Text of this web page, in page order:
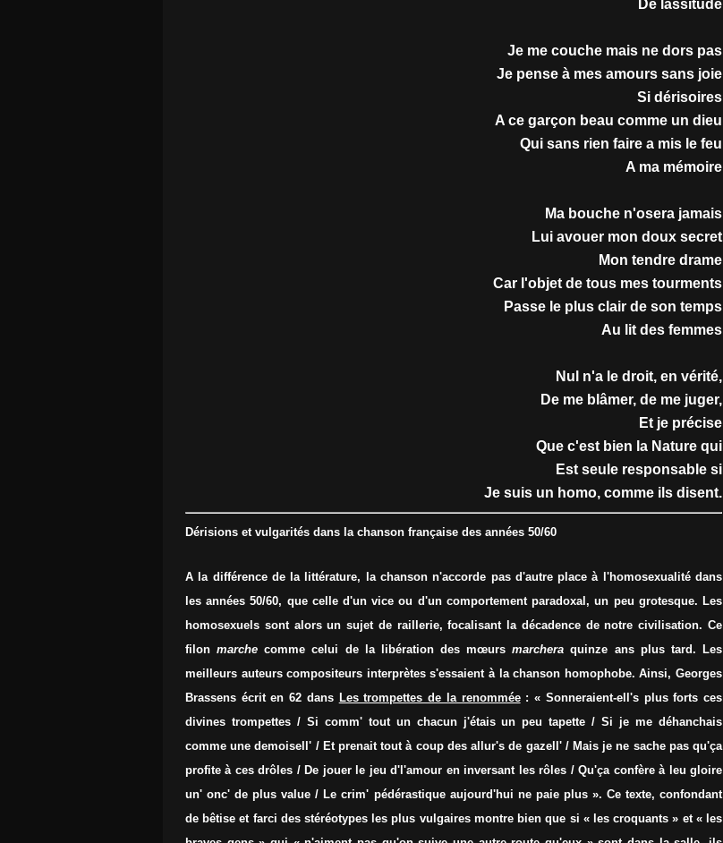
De lassitude
Je me couche mais ne dors pas
Je pense à mes amours sans joie
Si dérisoires
A ce garçon beau comme un dieu
Qui sans rien faire a mis le feu
A ma mémoire
Ma bouche n'osera jamais
Lui avouer mon doux secret
Mon tendre drame
Car l'objet de tous mes tourments
Passe le plus clair de son temps
Au lit des femmes
Nul n'a le droit, en vérité,
De me blâmer, de me juger,
Et je précise
Que c'est bien la Nature qui
Est seule responsable si
Je suis un homo, comme ils disent.
Dérisions et vulgarités dans la chanson française des années 50/60
A la différence de la littérature, la chanson n'accorde pas d'autre place à l'homosexualité dans
les années 50/60, que celle d'un vice ou d'un comportement paradoxal, un peu grotesque. Les
homosexuels sont alors un sujet de raillerie, focalisant la décadence de notre civilisation. Ce
filonmarche comme celui de la libération des mœursmarchera quinze ans plus tard. Les
meilleurs auteurs compositeurs interprètes s'essaient à la chanson homophobe. Ainsi, Georges
Brassens écrit en 62 dans Les trompettes de la renommée : « Sonneraient-ell's plus forts ces
divines trompettes / Si comm' tout un chacun j'étais un peu tapette / Si je me déhanchais
comme une demoisell' / Et prenait tout à coup des allur's de gazell' / Mais je ne sache pas qu'ça
profite à ces drôles / De jouer le jeu d'l'amour en inversant les rôles / Qu'ça confère à leu gloire
un' onc' de plus value / Le crim' pédérastique aujourd'hui ne paie plus ». Ce texte, confondant
de bêtise et farci des stéréotypes les plus vulgaires montre bien que si « les croquants » et « les